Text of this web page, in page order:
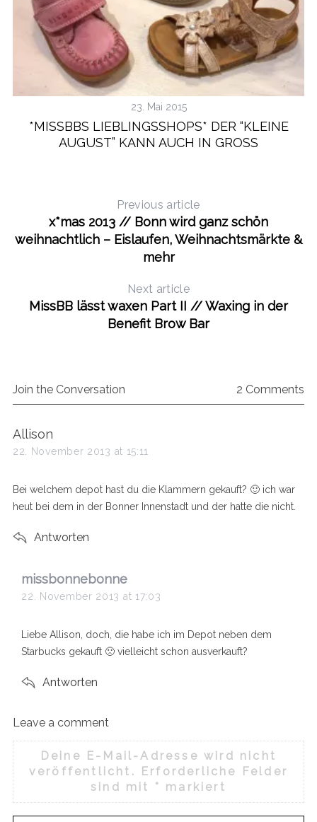
23. Mai 2015
*MISSBBS LIEBLINGSSHOPS* DER “KLEINE
AUGUST” KANN AUCH IN GROSS
Previous article
x*mas 2013 // Bonn wird ganz schön
weihnachtlich – Eislaufen, Weihnachtsmärkte &
mehr
Next article
MissBB lässt waxen Part II // Waxing in der
Benefit Brow Bar
Join the Conversation 2 Comments
s
a
s
:
Allison
22. November 2013 at 15:11
Bei welchem depot hast du die Klammern gekauft? 🙂 ich war
heut bei dem in der Bonner Innenstadt und der hatte die nicht.
Antworten
s
a
s
:
missbonnebonne
22. November 2013 at 17:03
Liebe Allison, doch, die habe ich im Depot neben dem
Starbucks gekauft 🙁 vielleicht schon ausverkauft?
Antworten
L
e
a
v
e
Leave a comment
Deine E-Mail-Adresse wird nicht
veröffentlicht.
Erforderliche Felder
sind mit * markiert
S
e
a
r
c
f
r